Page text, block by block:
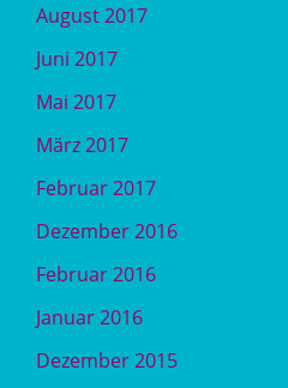
August 2017
Juni 2017
Mai 2017
März 2017
Februar 2017
Dezember 2016
Februar 2016
Januar 2016
Dezember 2015